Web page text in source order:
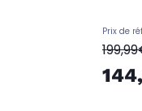
Prix de